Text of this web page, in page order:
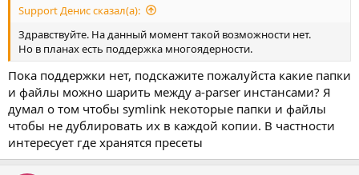
Support Денис сказал(а):
Здравствуйте. На данный момент такой возможности нет.
Но в планах есть поддержка многоядерности.
Пока поддержки нет, подскажите пожалуйста какие папки
и файлы можно шарить между a-parser инстансами? Я
думал о том чтобы symlink некоторые папки и файлы
чтобы не дублировать их в каждой копии. В частности
интересует где хранятся пресеты